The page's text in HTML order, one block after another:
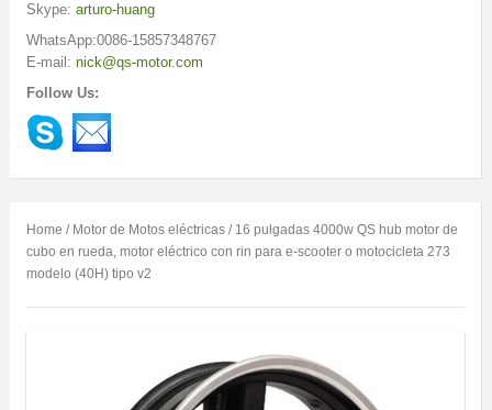
Skype: arturo-huang
WhatsApp:0086-15857348767
E-mail: nick@qs-motor.com
Follow Us:
Home / Motor de Motos eléctricas/ 16 pulgadas 4000w QS hub motor de
cubo en rueda, motor eléctrico con rin para e-scooter o motocicleta 273
modelo (40H) tipo v2